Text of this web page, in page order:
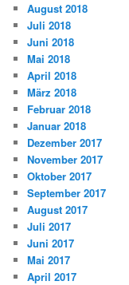
August 2018
Juli 2018
Juni 2018
Mai 2018
April 2018
März 2018
Februar 2018
Januar 2018
Dezember 2017
November 2017
Oktober 2017
September 2017
August 2017
Juli 2017
Juni 2017
Mai 2017
April 2017